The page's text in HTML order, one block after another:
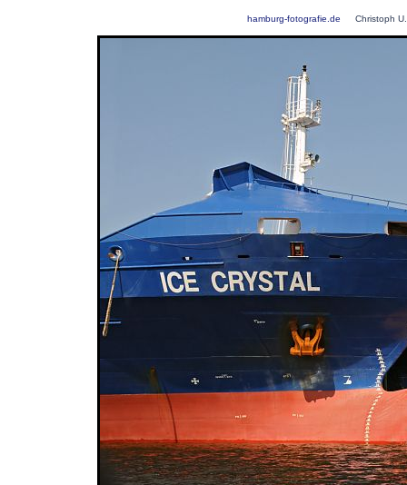
hamburg-fotografie.de Christoph